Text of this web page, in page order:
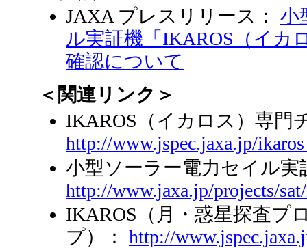
JAXA プレスリリース： 小
ル実証機「IKAROS（イカ
確認について
＜関連リンク＞
IKAROS（イカロス）専門
http://www.jspec.jaxa.jp/
小型ソーラー電力セイル実
http://www.jaxa.jp/projects/
IKAROS（月・惑星探査プ
プ）： http://